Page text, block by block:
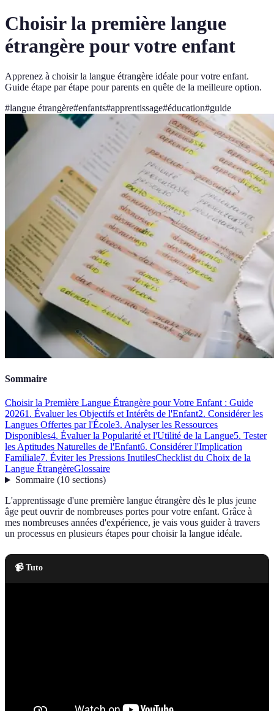
Choisir la première langue
étrangère pour votre enfant
Apprenez à choisir la langue étrangère idéale pour votre enfant.
Guide étape par étape pour parents en quête de la meilleure option.
#langue étrangère#enfants#apprentissage#éducation#guide
Sommaire
Choisir la Première Langue Étrangère pour Votre Enfant : Guide
20261. Évaluer les Objectifs et Intérêts de l'Enfant2. Considérer les
Langues Offertes par l'École3. Analyser les Ressources
Disponibles4. Évaluer la Popularité et l'Utilité de la Langue5. Tester
les Aptitudes Naturelles de l'Enfant6. Considérer l'Implication
Familiale7. Éviter les Pressions InutilesChecklist du Choix de la
Langue ÉtrangèreGlossaire
Sommaire(10 sections)
L'apprentissage d'une première langue étrangère dès le plus jeune
âge peut ouvrir de nombreuses portes pour votre enfant. Grâce à
mes nombreuses années d'expérience, je vais vous guider à travers
un processus en plusieurs étapes pour choisir la langue idéale.
📹 Tuto